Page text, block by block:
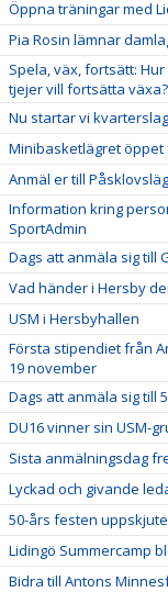
Öppna träningar med
Pia Rosin lämnar
Spela, väx, fortsätt:
tjejer vill fortsätta växa?
Nu startar vi
Minibasketlägret öppet
Anmäl er till
Information kring
SportAdmin
Dags att anmäla sig till
Vad händer i Hersby
USM i Hersbyhallen
Första stipendiet från
19 november
Dags att anmäla sig till
DU16 vinner sin USM-
Sista anmälningsdag
Lyckad och givande
50-års festen
Lidingö Summercamp
Bidra till Antons